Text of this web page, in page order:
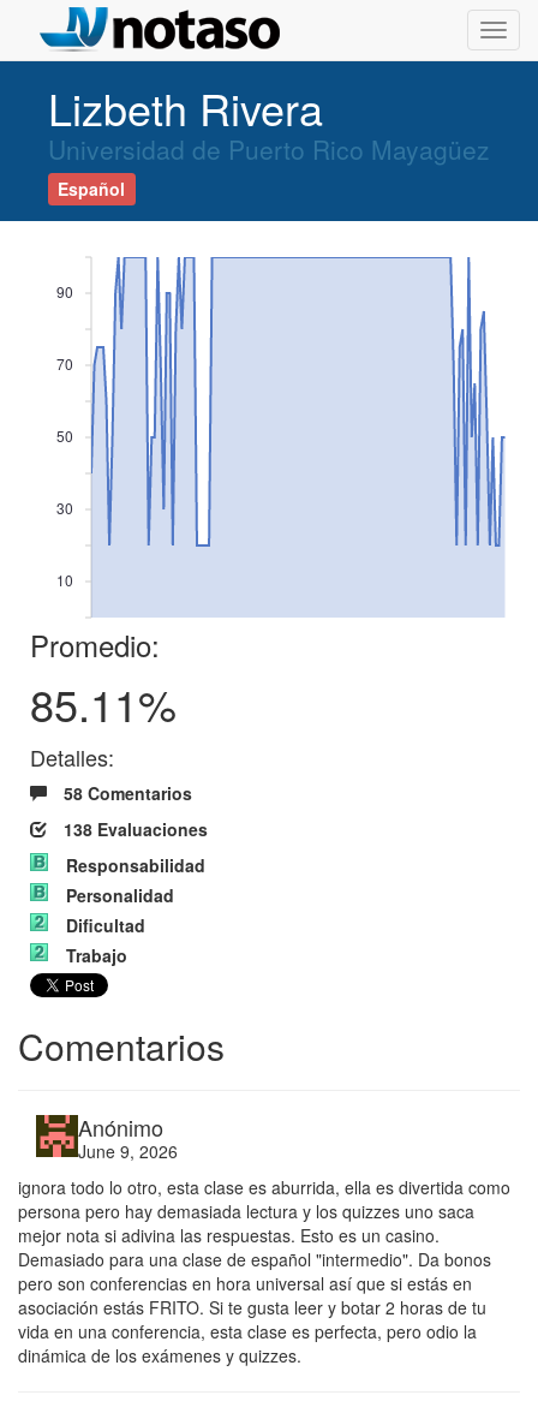
Lizbeth Rivera
Universidad de Puerto Rico Mayagüez
Español
10
30
50
70
90
Promedio:
85.11%
Detalles:
58 Comentarios
138 Evaluaciones
Responsabilidad
Personalidad
Dificultad
Trabajo
Comentarios
Anónimo
June 9, 2026
ignora todo lo otro, esta clase es aburrida, ella es divertida como
persona pero hay demasiada lectura y los quizzes uno saca
mejor nota si adivina las respuestas. Esto es un casino.
Demasiado para una clase de español "intermedio". Da bonos
pero son conferencias en hora universal así que si estás en
asociación estás FRITO. Si te gusta leer y botar 2 horas de tu
vida en una conferencia, esta clase es perfecta, pero odio la
dinámica de los exámenes y quizzes.